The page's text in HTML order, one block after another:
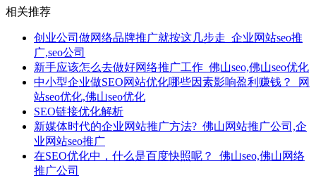
相关推荐
创业公司做网络品牌推广就按这几步走_企业网站seo推
广,seo公司
新手应该怎么去做好网络推广工作_佛山seo,佛山seo优化
中小型企业做SEO网站优化哪些因素影响盈利赚钱？_网
站seo优化,佛山seo优化
SEO链接优化解析
新媒体时代的企业网站推广方法?_佛山网站推广公司,企
业网站seo推广
在SEO优化中，什么是百度快照呢？_佛山seo,佛山网络
推广公司